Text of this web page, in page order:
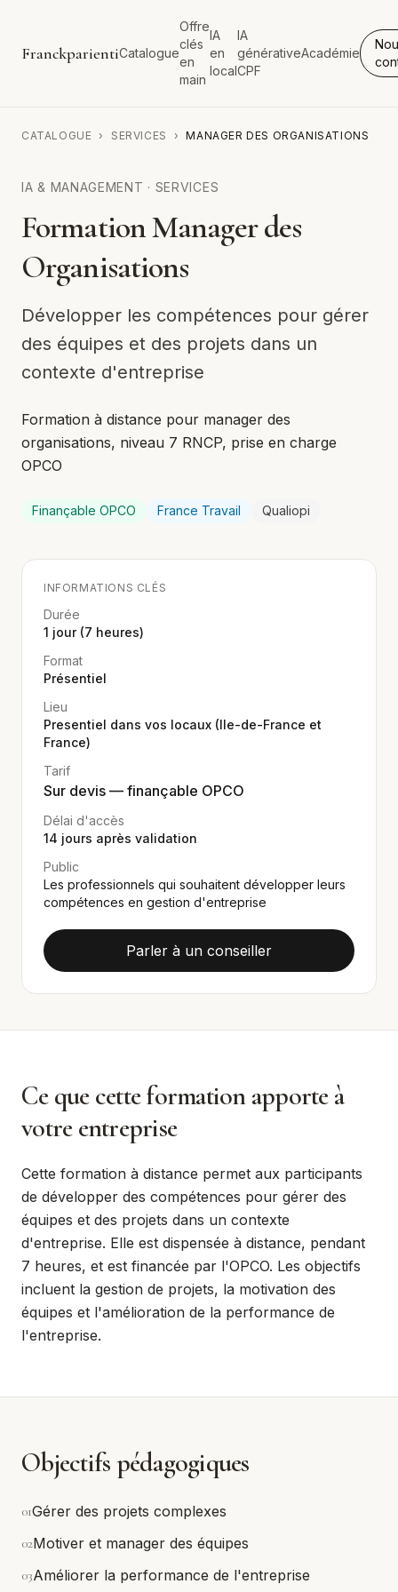
FranckparientiCatalogue
Offre
clés
en
main
IA
en
local
IA
générative
CPF
Académie
CATALOGUE › SERVICES › MANAGER DES ORGANISATIONS
IA & MANAGEMENT · SERVICES
Formation Manager des
Organisations
Développer les compétences pour gérer
des équipes et des projets dans un
contexte d'entreprise
Formation à distance pour manager des
organisations, niveau 7 RNCP, prise en charge
OPCO
Finançable OPCO France Travail Qualiopi
INFORMATIONS CLÉS
Durée
1 jour (7 heures)
Format
Présentiel
Lieu
Presentiel dans vos locaux (Ile-de-France et
France)
Tarif
Sur devis — finançable OPCO
Délai d'accès
14 jours après validation
Public
Les professionnels qui souhaitent développer leurs
compétences en gestion d'entreprise
Parler à un conseiller
Ce que cette formation apporte à
votre entreprise
Cette formation à distance permet aux participants
de développer des compétences pour gérer des
équipes et des projets dans un contexte
d'entreprise. Elle est dispensée à distance, pendant
7 heures, et est financée par l'OPCO. Les objectifs
incluent la gestion de projets, la motivation des
équipes et l'amélioration de la performance de
l'entreprise.
Objectifs pédagogiques
01Gérer des projets complexes
02Motiver et manager des équipes
03Améliorer la performance de l'entreprise